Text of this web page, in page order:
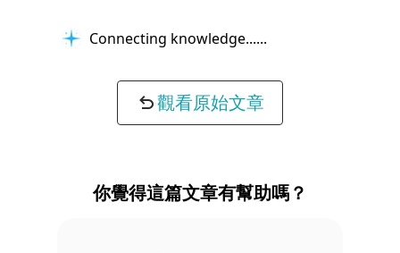
Connecting knowledge...
觀看原始文章
你覺得這篇文章有幫助嗎？